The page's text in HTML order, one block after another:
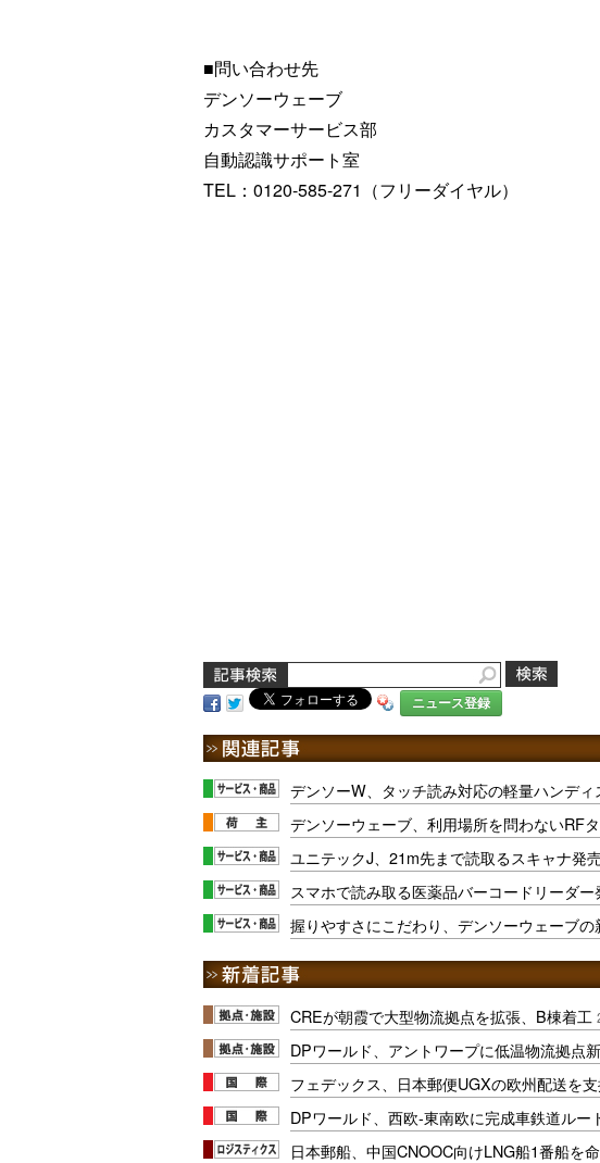
■問い合わせ先
デンソーウェーブ
カスタマーサービス部
自動認識サポート室
TEL：0120-585-271（フリーダイヤル）
ニュース登録
デンソーW、タッチ読み対応の軽量ハンディ
デンソーウェーブ、利用場所を問わないRF
ユニテックJ、21m先まで読取るスキャナ発売
スマホで読み取る医薬品バーコードリーダー
握りやすさにこだわり、デンソーウェーブの
CREが朝霞で大型物流拠点を拡張、B棟着工
DPワールド、アントワープに低温物流拠点
フェデックス、日本郵便UGXの欧州配送を
DPワールド、西欧-東南欧に完成車鉄道ルー
日本郵船、中国CNOOC向けLNG船1番船を